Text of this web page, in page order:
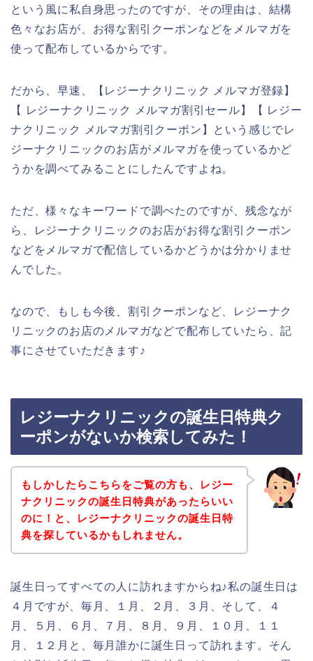
という風に私自身思ったのですが、その理由は、結構
色々なお店が、お得な割引クーポンなどをメルマガを
使って配布しているからです。
だから、早速、【レジーナクリニック メルマガ登録】
【 レジーナクリニック メルマガ割引セール】【 レジー
ナクリニック メルマガ割引クーポン】という感じでレ
ジーナクリニックのお店がメルマガを使っているかど
うかを調べてみることにしたんですよね。
ただ、様々なキーワードで調べたのですが、残念なが
ら、レジーナクリニックのお店がお得な割引クーポン
などをメルマガで配信しているかどうかは分かりませ
んでした。
なので、もしも今後、割引クーポンなど、レジーナク
リニックのお店のメルマガなどで配布していたら、記
事にさせていただきます♪
レジーナクリニックの誕生日特典ク
ーポンがないか検索してみた！
もしかしたらこちらをご覧の方も、レジー
ナクリニックの誕生日特典があったらいい
のに！と、レジーナクリニックの誕生日特
典を探しているかもしれません。
誕生日ってすべての人に訪れますからね♪私の誕生日は
４月ですが、毎月、１月、２月、３月、そして、４
月、５月、６月、７月、８月、９月、１０月、１１
月、１２月と、毎月誰かに誕生日って訪れます。そん